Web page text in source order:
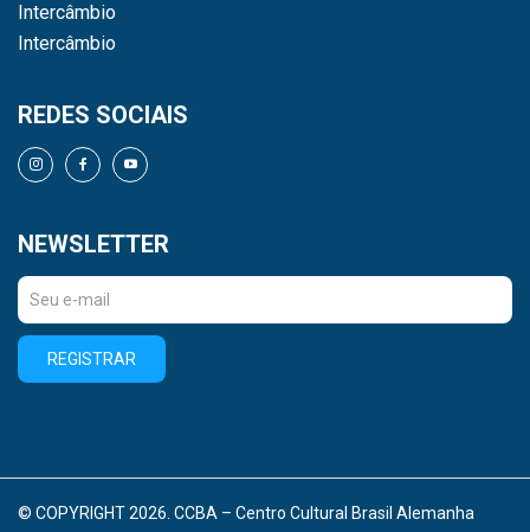
Intercâmbio
Intercâmbio
REDES SOCIAIS
NEWSLETTER
REGISTRAR
© COPYRIGHT 2026. CCBA – Centro Cultural Brasil Alemanha